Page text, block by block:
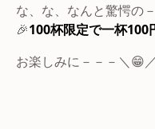
な、な、なんと驚愕の
🎉100杯限定で一杯100
お楽しみに－－－＼😁／